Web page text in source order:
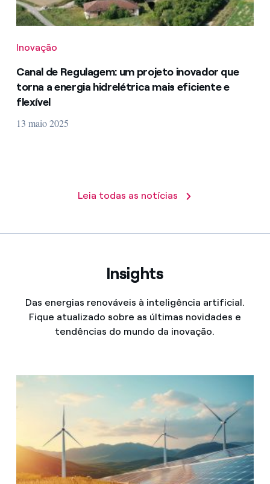
Inovação
Canal de Regulagem: um projeto inovador que
torna a energia hidrelétrica mais eficiente e
flexível
13 maio 2025
Leia todas as notícias
Insights
Das energias renováveis à inteligência artificial.
Fique atualizado sobre as últimas novidades e
tendências do mundo da inovação.